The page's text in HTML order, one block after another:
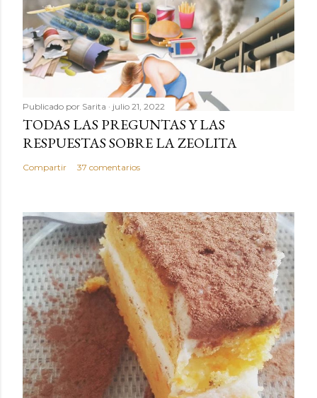
Publicado por Sarita julio 21, 2022
TODAS LAS PREGUNTAS Y LAS
RESPUESTAS SOBRE LA ZEOLITA
Compartir 37 comentarios